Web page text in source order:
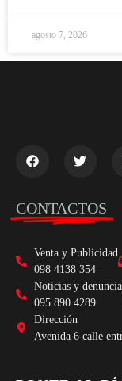
agosto 7, 2026
CONTACTOS
Venta y Publicidad
098 4138 354
Noticias y
095 890 4289
Dirección
Avenida 6 calle